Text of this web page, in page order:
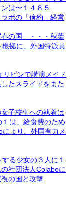
は〜１４８５
ボの「倹約」経営
の国」・・・秋葉
拠に、外国特派員
ピンで講演メイド
たスライドをまた
子校生への執着は
は、給食費のため
より、外国有力メ
る少女の３人に１
社団法人Colaboに
の国と攻撃